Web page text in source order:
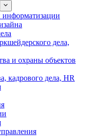
информатизации
дела,
и охраны объектов
кадрового дела, HR